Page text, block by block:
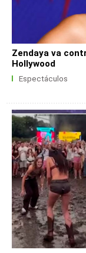
Zendaya va
Hollywood
Espectáculos